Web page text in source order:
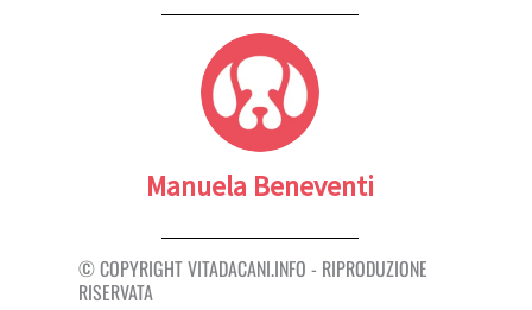
Manuela Beneventi
© COPYRIGHT VITADACANI.INFO - RIPRODUZIONE
RISERVATA